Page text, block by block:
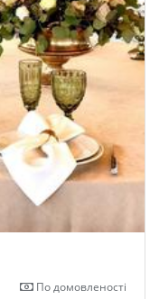
По домовленості